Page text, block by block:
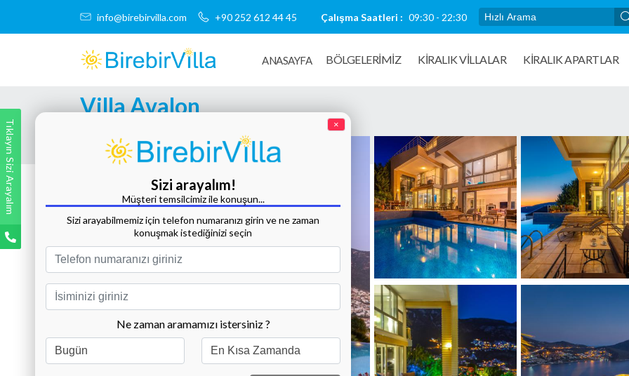
info@birebirvilla.com +90 252 612 44 45 Çalışma Saatleri : 09:30 - 22:30
ANASAYFA BÖLGELERİMİZ KIRALIK VILLALAR KİRALIK APARTLAR
Villa Avalon
Tüm Fotoğrafları Göster
Tıklayın Sizi Arayalım ×
Sizi arayalım!
Müşteri temsilcimiz ile konuşun...
Sizi arayabilmemiz için telefon numaranızı girin ve ne zaman
konuşmak istediğinizi seçin
Ne zaman aramamızı istersiniz ?